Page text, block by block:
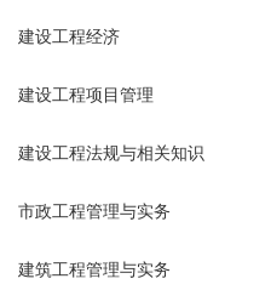
建设工程经济
建设工程项目管理
建设工程法规与相关知识
市政工程管理与实务
建筑工程管理与实务